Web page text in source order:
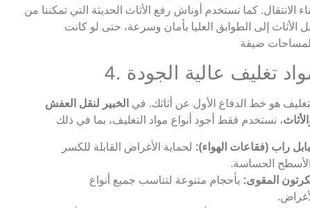
الانتقال. كما نستخدم أوناش رفع الأثاث الحديثة التي تمكننا من
الأثاث إلى الطوابق العليا بأمان وسرعة، حتى لو كانت
مواد تغليف عالية الجودة
هو خط الدفاع الأول عن أثاثك. في الخبير لنقل العفش
راب (فقاعات الهواء): لحماية الأغراض القابلة للكسر
الحساسة.
المقوى: بأحجام متنوعة لتناسب جميع أنواع